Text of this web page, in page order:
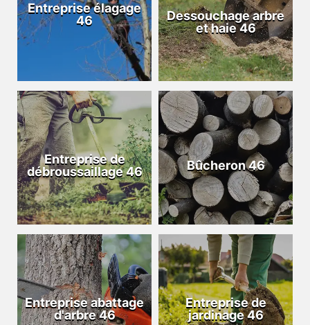
Entreprise élagage
46
Dessouchage arbre
et haie 46
Entreprise de
débroussaillage 46
Bûcheron 46
Entreprise abattage
d'arbre 46
Entreprise de
jardinage 46